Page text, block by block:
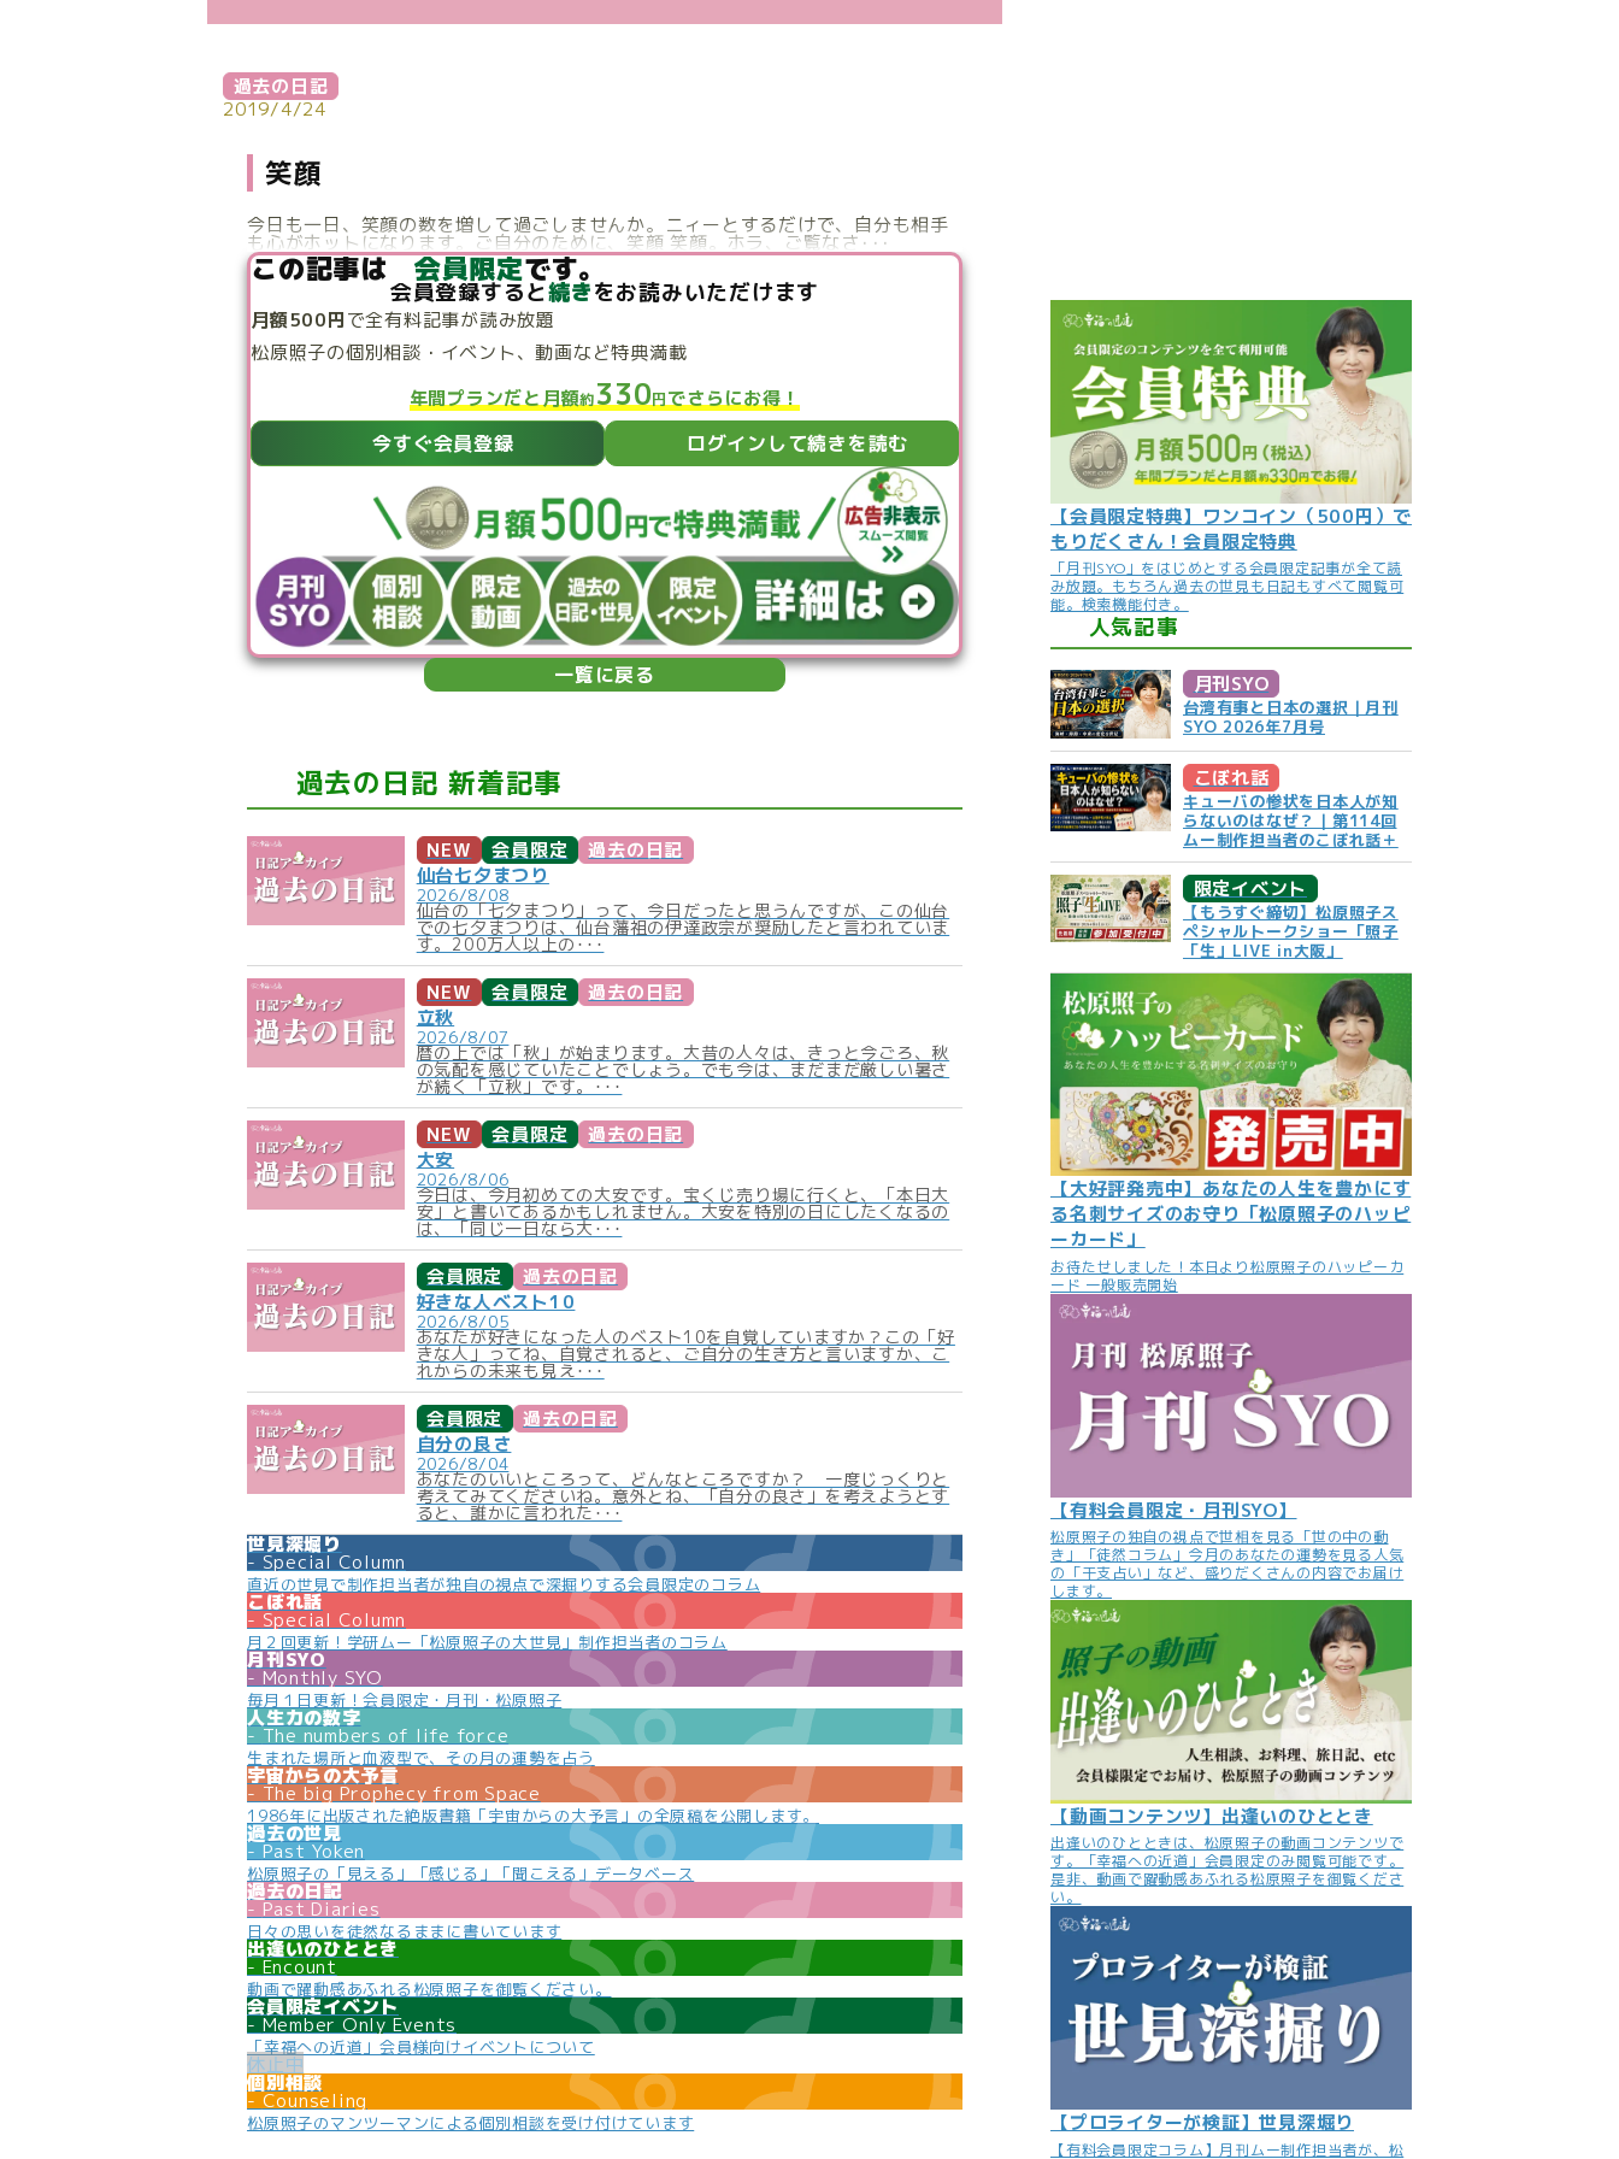
よくある質問
過去の日記
2019/4/24
笑顔
今日も一日、笑顔の数を増して過ごしませんか。ニィーとするだけで、自分も相手
も心がホットになります。ご自分のために、笑顔 笑顔。ホラ、ご覧なさ･･･
この記事は 会員限定です。
会員登録すると続きをお読みいただけます
月額500円で全有料記事が読み放題
松原照子の個別相談・ イベント、動画など特典満載
年間プランだと月額約330円でさらにお得！
今すぐ会員登録 ログインして続きを読む
一覧に戻る
過去の日記 新着記事
NEW 会員限定
過去の日記
仙台七夕まつり
2026/8/08
仙台の「七夕まつり」って、今日だったと思うんですが、この仙台
での七夕まつりは、仙台藩祖の伊達政宗が奨励したと言われていま
す。200万人以上の･･･
NEW 会員限定
過去の日記
立秋
2026/8/07
暦の上では「秋」が始まります。大昔の人々は、きっと今ごろ、秋
の気配を感じていたことでしょう。でも今は、まだまだ厳しい暑さ
が続く「立秋」です。･･･
NEW 会員限定
過去の日記
大安
2026/8/06
今日は、今月初めての大安です。宝くじ売り場に行くと、「本日大
安」と書いてあるかもしれません。大安を特別の日にしたくなるの
は、「同じ一日なら大･･･
会員限定
過去の日記
好きな人ベスト10
2026/8/05
あなたが好きになった人のベスト10を自覚していますか？この「好
きな人」ってね、自覚されると、ご自分の生き方と言いますか、こ
れからの未来も見え･･･
会員限定
過去の日記
自分の良さ
2026/8/04
あなたのいいところって、どんなところですか？ 一度じっくりと
考えてみてくださいね。意外とね、「自分の良さ」を考えようとす
ると、誰かに言われた･･･
世見深堀り
Special Column
直近の世見で制作担当者が独自の視点で深掘りする会員限定のコラム
こぼれ話
Special Column
月２回更新！学研ムー「松原照子の大世見」制作担当者のコラム
月刊SYO
Monthly SYO
毎月１日更新！会員限定・月刊・松原照子
人生力の数字
The numbers of life force
生まれた場所と血液型で、その月の運勢を占う
宇宙からの大予言
The big Prophecy from Space
1986年に出版された絶版書籍「宇宙からの大予言」の全原稿を公開します。
過去の世見
Past Yoken
松原照子の「見える」「感じる」「聞こえる」データベース
過去の日記
Past Diaries
日々の思いを徒然なるままに書いています
出逢いのひととき
Encount
動画で躍動感あふれる松原照子を御覧ください。
会員限定イベント
Member Only Events
「幸福への近道」会員様向けイベントについて
個別相談
Counseling
松原照子のマンツーマンによる個別相談を受け付けています
【会員限定特典】ワンコイン（500円）で
もりだくさん！会員限定特典
「月刊SYO」をはじめとする会員限定記事が全て読
み放題。もちろん過去の世見も日記もすべて閲覧可
能。検索機能付き。
人気記事
月刊SYO
台湾有事と日本の選択｜月刊
SYO 2026年7月号
こぼれ話
キューバの惨状を日本人が知
らないのはなぜ？｜第114回
ムー制作担当者のこぼれ話＋
限定イベント
【もうすぐ締切】松原照子ス
ペシャルトークショー「照子
「生」LIVE in大阪」
【大好評発売中】あなたの人生を豊かにす
る名刺サイズのお守り「松原照子のハッピ
ーカード」
お待たせしました！本日より松原照子のハッピーカ
ード 一般販売開始
【有料会員限定・月刊SYO】
松原照子の独自の視点で世相を見る「世の中の動
き」「徒然コラム」今月のあなたの運勢を見る人気
の「干支占い」など、盛りだくさんの内容でお届け
します。
【動画コンテンツ】出逢いのひととき
出逢いのひとときは、松原照子の動画コンテンツで
す。「幸福への近道」会員限定のみ閲覧可能です。
是非、動画で躍動感あふれる松原照子を御覧くださ
い。
【プロライターが検証】世見深堀り
【有料会員限定コラム】月刊ムー制作担当者が、松